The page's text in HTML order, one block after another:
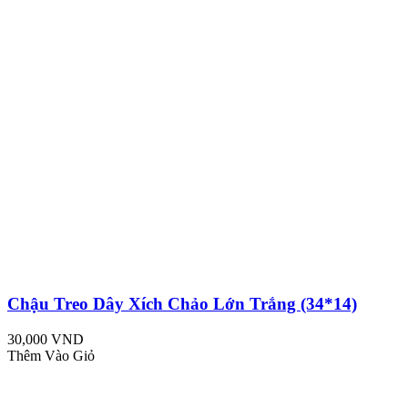
Chậu Treo Dây Xích Chảo Lớn Trắng (34*14)
30,000 VND
Thêm Vào Giỏ